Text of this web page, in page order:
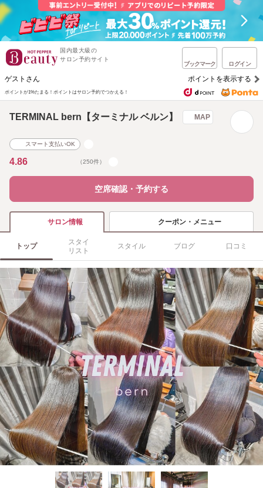
国内最大級の
サロン予約サイト
ブックマーク ログイン
ゲストさん ポイントを表示する
ポイントが1%たまる！ ポイントはサロン予約でつかえる！
TERMINAL bern【ターミナル ベルン】 MAP
スマート支払いOK
4.86 （250件）
空席確認・予約する
サロン情報 クーポン・メニュー
トップ
スタイ
リスト
スタイル ブログ 口コミ